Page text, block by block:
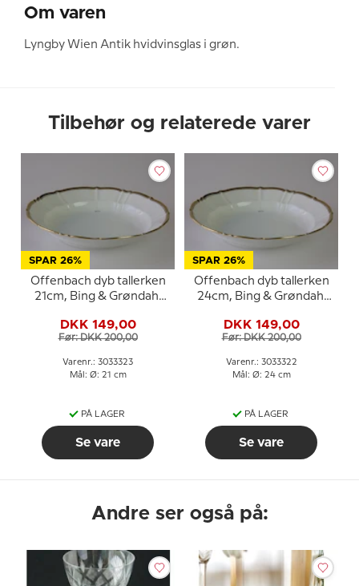
Om varen
Lyngby Wien Antik hvidvinsglas i grøn.
Tilbehør og relaterede varer
SPAR 26%
Offenbach dyb tallerken
21cm, Bing & Grøndahl
DKK 149,00
Før: DKK 200,00
Varenr.: 3033323
Mål: Ø: 21 cm
PÅ LAGER
Se vare
SPAR 26%
Offenbach dyb tallerken
24cm, Bing & Grøndahl
DKK 149,00
Før: DKK 200,00
Varenr.: 3033322
Mål: Ø: 24 cm
PÅ LAGER
Se vare
Andre ser også på: